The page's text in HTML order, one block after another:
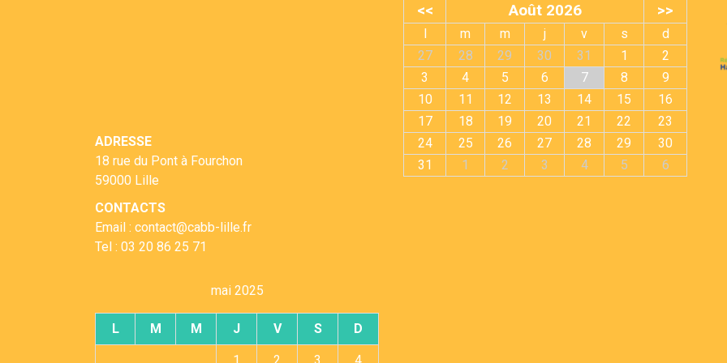
ADRESSE
18 rue du Pont à Fourchon
59000 Lille
CONTACTS
Email : contact@cabb-lille.fr
Tel : 03 20 86 25 71
mai 2025
L M M J V S D
<< Août 2026 >>
l m m j v s
d
27
28 29 30 31 1
2
3
4 5 6 7 8
9
10
11 12 13 14 15
16
17
18 19 20 21 22
23
24
25 26 27 28 29
30
31
1 2 3 4 5 6